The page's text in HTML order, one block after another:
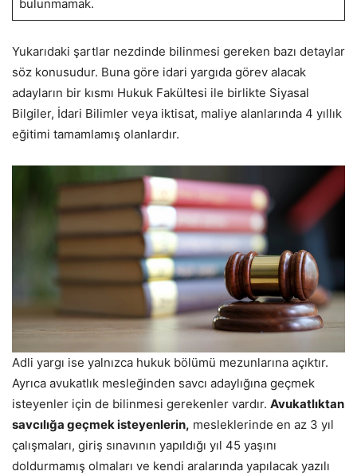
bulunmamak.
Yukarıdaki şartlar nezdinde bilinmesi gereken bazı detaylar
söz konusudur. Buna göre idari yargıda görev alacak
adayların bir kısmı Hukuk Fakültesi ile birlikte Siyasal
Bilgiler, İdari Bilimler veya iktisat, maliye alanlarında 4 yıllık
eğitimi tamamlamış olanlardır.
Adli yargı ise yalnızca hukuk bölümü mezunlarına açıktır.
Ayrıca avukatlık mesleğinden savcı adaylığına geçmek
isteyenler için de bilinmesi gerekenler vardır. Avukatlıktan
savcılığa geçmek isteyenlerin, mesleklerinde en az 3 yıl
çalışmaları, giriş sınavının yapıldığı yıl 45 yaşını
doldurmamış olmaları ve kendi aralarında yapılacak yazılı